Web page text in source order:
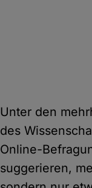
Unter den
des
Online-
suggerieren,